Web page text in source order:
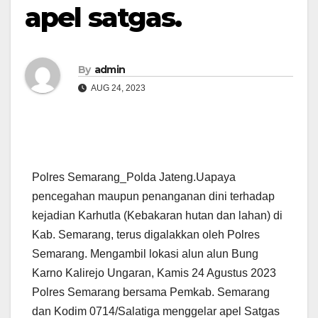
apel satgas.
By admin
AUG 24, 2023
Polres Semarang_Polda Jateng.Uapaya
pencegahan maupun penanganan dini terhadap
kejadian Karhutla (Kebakaran hutan dan lahan) di
Kab. Semarang, terus digalakkan oleh Polres
Semarang. Mengambil lokasi alun alun Bung
Karno Kalirejo Ungaran, Kamis 24 Agustus 2023
Polres Semarang bersama Pemkab. Semarang
dan Kodim 0714/Salatiga menggelar apel Satgas